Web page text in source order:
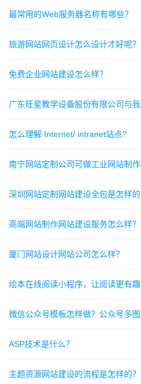
最常用的Web服务器名称有哪些？
旅游网站网页设计怎么设计才好呢？
免费企业网站建设怎么样？
广东旺星教学设备股份有限公司与
怎么理解 Internet/ intranet站点?
南宁网站定制公司可做工业网站制作
深圳网站定制网站建设全包是怎样的
高端网站制作网站建设服务怎么样？
厦门网站设计网站公司怎么样？
绘本在线阅读小程序，让阅读更有趣
微信公众号模板怎样做？公众号多图
ASP技术是什么？
主题资源网站建设的流程是怎样的？